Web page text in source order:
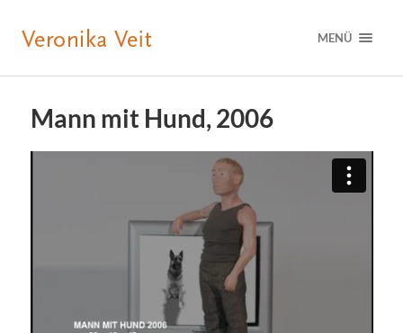
MENÜ
Mann mit Hund, 2006